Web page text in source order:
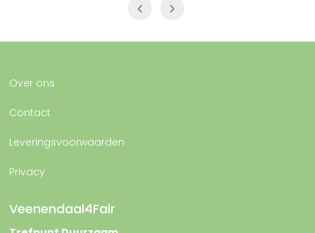
Over ons
Contact
Leveringsvoorwaarden
Privacy
Veenendaal4Fair